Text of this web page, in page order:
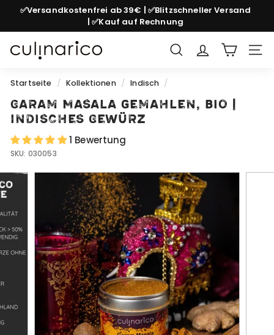
Direkt
Inhalt
Pause
✅Versandkostenfrei ab 39€ | ✅Blitzschneller Versand
| ✅Kauf auf Rechnung
c
l
i
n
a
r
i
c
Suche
Startseite / Kollektionen / Indisch /
Garam Masala gemahlen, bio |
Indisches Gewürz
1 Bewertung
SKU: 030053